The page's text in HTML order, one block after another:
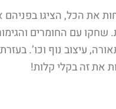
את הכל, הציגו
שחקו עם החומרים
עיצוב נוף וכו’.
את זה בקלי קלות!